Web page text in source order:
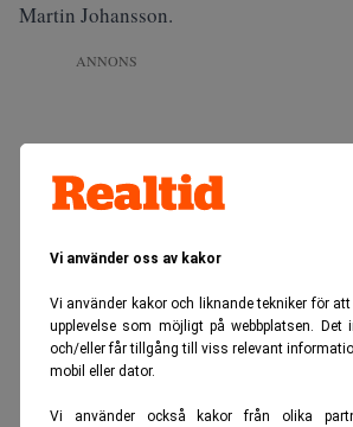
Vi använder oss av kakor
Vi använder kakor och liknande tekniker för
upplevelse som möjligt på webbplatsen. Det
och/eller får tillgång till viss relevant
mobil eller dator.
Vi använder också kakor från olika
Martin Johansson.
ANNONS